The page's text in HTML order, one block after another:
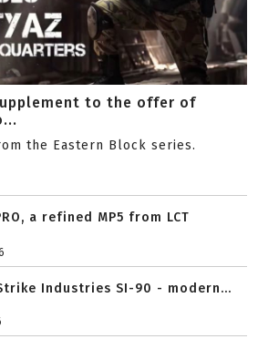
to the offer of
the Eastern Block series.
a refined MP5 from LCT
Industries SI-90 - modern...